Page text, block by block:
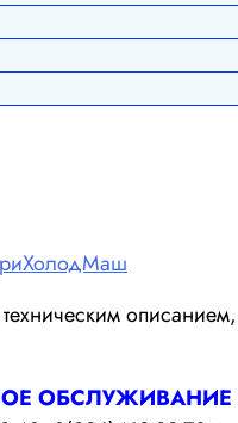
ОБСЛУЖИВАНИЕ